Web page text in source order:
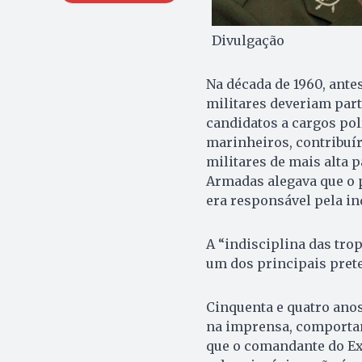
Divulgação
Na década de 1960,
militares deveriam
candidatos a cargos
marinheiros,
militares de mais alta
Armadas alegava que
era responsável pela
A “indisciplina das
um dos principais
Cinquenta e quatro
na imprensa,
que o comandante do